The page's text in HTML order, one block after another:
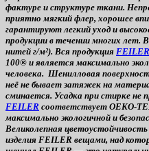
фактуре и структуре ткани.
приятно мягкий флер, хорошее
гарантируют легкий уход и
продукции в течении многих
нитей г/м²). Вся продукция FEILER
100® и является максимально
человека. Шенилловая
неё не бывает затяжек на
сминается. Усадка при стирке не
FEILER соответствует OEKO-
максимально экологичной и
Великолепная
изделия FEILER вещами, над